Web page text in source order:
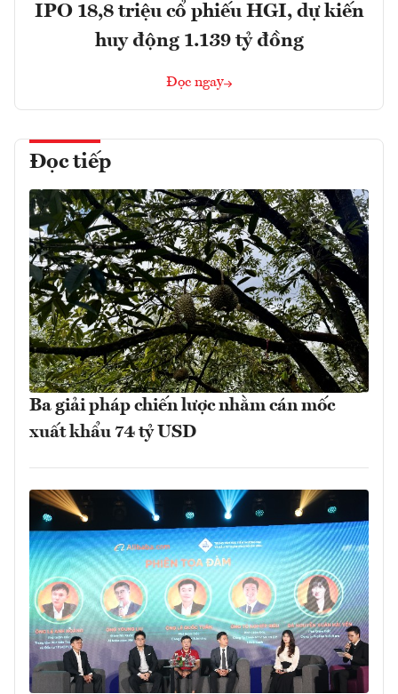
IPO 18,8 triệu cổ phiếu HGI, dự kiến
huy động 1.139 tỷ đồng
Đọc ngay
Đọc tiếp
Ba giải pháp chiến lược nhằm cán mốc
xuất khẩu 74 tỷ USD